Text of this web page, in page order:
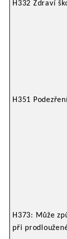
H332 Zdraví
H351
H373: Může
při